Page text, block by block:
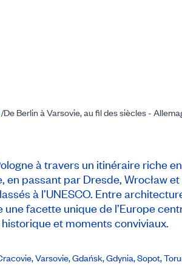
/De Berlin à Varsovie, au fil des siècles -
à travers un itinéraire riche
passant par Dresde, Wrocław
à l’UNESCO. Entre
facette unique de l’Europe
et moments conviviaux.
Varsovie, Gdańsk, Gdynia, Sopot,